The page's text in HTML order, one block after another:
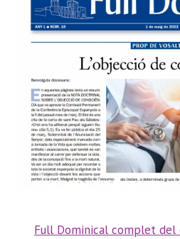
Full Dominical complet del